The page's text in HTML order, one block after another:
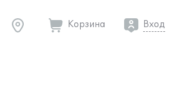
Корзина Вход